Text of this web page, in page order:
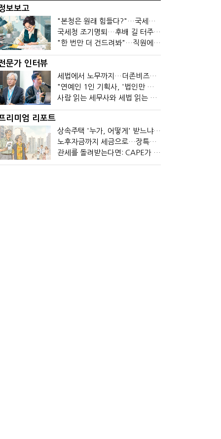
보보고
"본청은 원래 힘들다?"…국세청 직원들이 떠나는 이유
국세청 조기명퇴…후배 길 터주기? 선배 밀어내기?
"한 번만 더 건드려봐"…직원에 폭발한 관세청장, 왜?
문가 인터뷰
세법에서 노무까지…더존비즈온 AI 목표는 '전문가의 시간'
"연예인 1인 기획사, '법인만 세우면 절세' 시대 끝났다"
사람 읽는 세무사와 세법 읽는 회계사가 만나면?
리미엄 리포트
상속주택 '누가, 어떻게' 받느냐에 따라 세금이 달라진다
노후자금까지 세금으로…장특공제 폐지가 부를 조세의 역설
관세를 돌려받는다면: CAPE가 바꾼 기업의 현금흐름